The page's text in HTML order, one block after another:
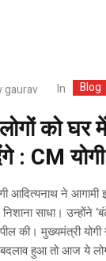
gaurav In Blog
लोगों को
: CM योगी
आदित्यनाथ ने
साधा। उन्होंने
की। मुख्यमंत्री
बदलाव हुआ तो आज ये